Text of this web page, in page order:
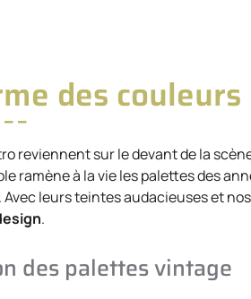
des
reviennent sur le devant de la
ramène à la vie les palettes des
leurs teintes audacieuses et
.
des palettes vintage